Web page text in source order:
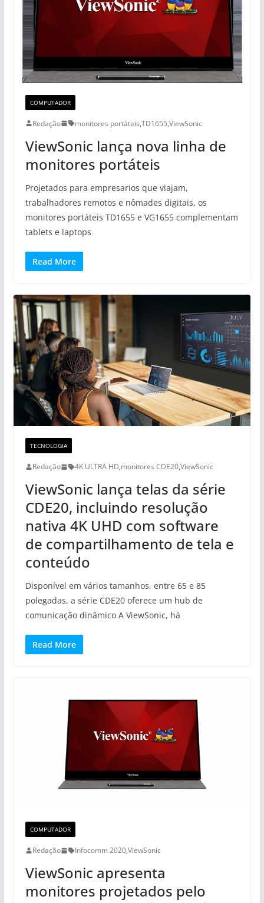
COMPUTADOR
Redação monitores portáteis,TD1655,ViewSonic
ViewSonic lança nova linha de
monitores portáteis
Projetados para empresarios que viajam,
trabalhadores remotos e nômades digitais, os
monitores portáteis TD1655 e VG1655 complementam
tablets e laptops
Read More
TECNOLOGIA
Redação 4K ULTRA HD,monitores CDE20,ViewSonic
ViewSonic lança telas da série
CDE20, incluindo resolução
nativa 4K UHD com software
de compartilhamento de tela e
conteúdo
Disponível em vários tamanhos, entre 65 e 85
polegadas, a série CDE20 oferece um hub de
comunicação dinâmico A ViewSonic, há
Read More
COMPUTADOR
Redação Infocomm 2020,ViewSonic
ViewSonic apresenta
monitores projetados pelo